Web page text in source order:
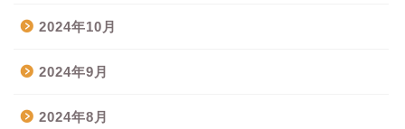
2024年10月
2024年9月
2024年8月